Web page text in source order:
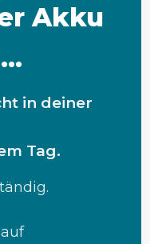
Akku
in deiner
Tag.